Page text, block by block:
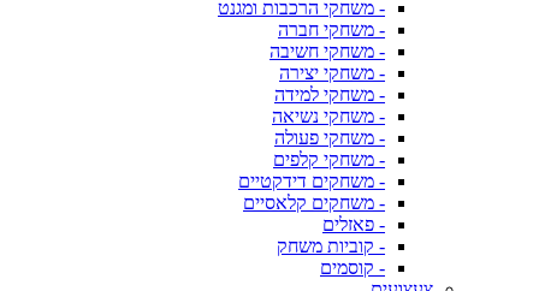
- משחקי הרכבות ומגנט
- משחקי חברה
- משחקי חשיבה
- משחקי יצירה
- משחקי למידה
- משחקי נשיאה
- משחקי פעולה
- משחקי קלפים
- משחקים דידקטיים
- משחקים קלאסיים
- פאזלים
- קוביות משחק
- קוסמים